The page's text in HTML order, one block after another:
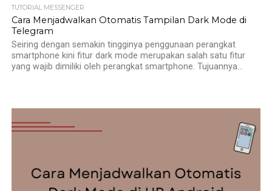
TUTORIAL MESSENGER
Cara Menjadwalkan Otomatis Tampilan Dark Mode di
Telegram
Seiring dengan semakin tingginya penggunaan perangkat
smartphone kini fitur dark mode merupakan salah satu fitur
yang wajib dimiliki oleh perangkat smartphone. Tujuannya...